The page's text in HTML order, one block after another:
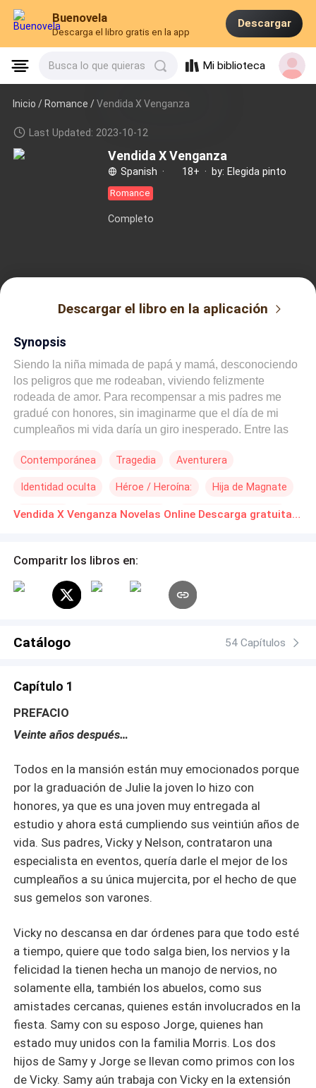
Buenovela
Descarga el libro gratis en la app
Descargar
Busca lo que quieras Mi biblioteca
Inicio /Romance /Vendida X Venganza
Last Updated: 2023-10-12
Vendida X Venganza
Spanish · 18+ · by: Elegida pinto
Romance
Completo
Descargar el libro en la aplicación
Synopsis
Siendo la niña mimada de papá y mamá, desconociendo
los peligros que me rodeaban, viviendo felizmente
rodeada de amor. Para recompensar a mis padres me
gradué con honores, sin imaginarme que el día de mi
cumpleaños mi vida daría un giro inesperado. Entre las
si yo fuera la presa de algún animal salvaje. Maquinaba
fui raptada y llevada a un país desconocido para mí, viví
los horrores que mi vista nunca se imaginó ver. Mire
hombres. Ver cómo deseaban desnudarnos y llevarnos a
jamás se le ha cruzado por la cabeza. ¿Quieres saber
cómo me aferre a la vida? ¿Quién Dios puso en mi
valor para no morir en el intento? Te invito a que
Contemporánea Tragedia Aventurera
Identidad oculta Héroe / Heroína: Hija de Magnate
Venganza Ventaja Especial Amor a Primera Vista Vendida X Venganza Novelas Online Descarga gratuita de PDF
Comparitr los libros en:
Catálogo 54 Capítulos
Capítulo 1
PREFACIO
Veinte años después…
Todos en la mansión están muy emocionados porque
por la graduación de Julie la joven lo hizo con
honores, ya que es una joven muy entregada al
estudio y ahora está cumpliendo sus veintiún años de
vida. Sus padres, Vicky y Nelson, contrataron una
especialista en eventos, quería darle el mejor de los
cumpleaños a su única mujercita, por el hecho de que
sus gemelos son varones.
Vicky no descansa en dar órdenes para que todo esté
a tiempo, quiere que todo salga bien, los nervios y la
felicidad la tienen hecha un manojo de nervios, no
solamente ella, también los abuelos, como sus
amistades cercanas, quienes están involucrados en la
fiesta. Samy con su esposo Jorge, quienes han
estado muy unidos con la familia Morris. Los dos
hijos de Samy y Jorge se llevan como primos con los
de Vicky. Samy aún trabaja con Vicky en la extensión